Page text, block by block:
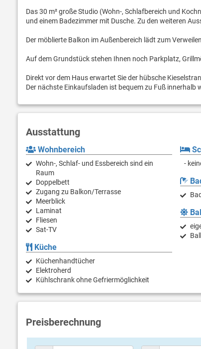
Das 30 m² große Studio (Wohn-, Schlafbereich und
und einem Badezimmer mit Dusche. Zu den weiteren
Der möblierte Balkon im Außenbereich lädt zum
Auf dem Grundstück stehen Ihnen noch Parkplatz,
Direkt vor dem Haus erwartet Sie der hübsche
Der nächste Einkaufsladen ist bequem zu Fuß innerhalb
Ausstattung
Wohnbereich
Wohn-, Schlaf- und Essbereich sind ein
Raum
Doppelbett
Zugang zu Balkon/Terrasse
Meerblick
Laminat
Fliesen
Sat-TV
Küche
Küchenhandtücher
Elektroherd
Kühlschrank ohne Gefriermöglichkeit
-
Preisberechnung